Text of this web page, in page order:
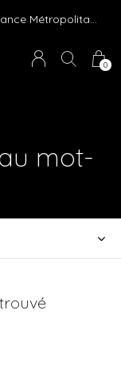
0
Livraison gratuite dès 75 € d'achat en France Métropolitaine et Monaco (hors mobilier)
mot-